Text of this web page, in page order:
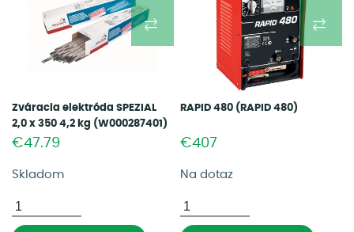
Zváracia elektróda SPEZIAL
2,0 x 350 4,2 kg (W000287401)
€47.79
Skladom
RAPID 480 (RAPID 480)
€407
Na dotaz